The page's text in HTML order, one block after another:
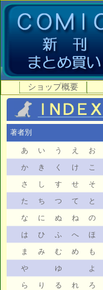
ショップ概要
著者別
あ い う え
お
か
き く け
こ
さ
し す せ
そ
た
ち つ て
と
な
に ぬ ね
の
は
ひ ふ へ
ほ
ま
み む め
も
や
ゆ
よ
ら
り る れ
ろ